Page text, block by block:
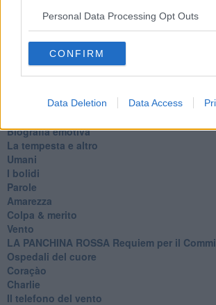
Personal Data Processing Opt Outs
CONFIRM
Data Deletion Data Access
PRIMO
Sogni & incubi
Accidenti all’amore
Protezione civile
Appunti per l'inverno
Biografia emotiva
La tempesta e altro
Umani
I bolidi
Parole
Amarezza
Colpa & merito
Vento
​LA PANCHINA ROSSA Requiem per il
Ospedali del cuore
Coraçào
Charlie
Il telefono del vento